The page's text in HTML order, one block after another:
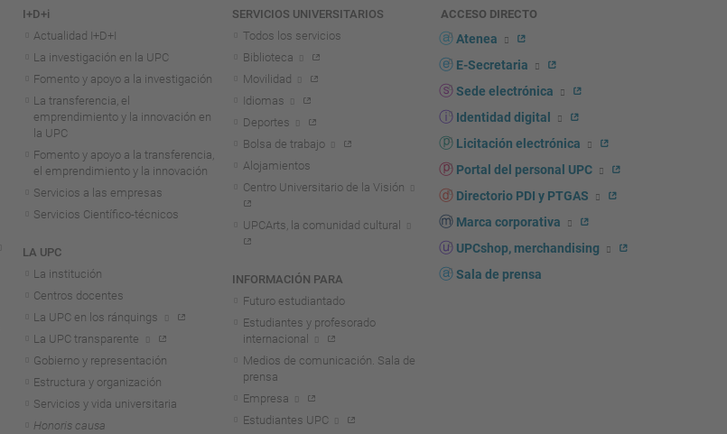
I+D+i
Actualidad I+D+I
La investigación en la UPC
Fomento y apoyo a la investigación
La transferencia, el
emprendimiento y la innovación en
la UPC
Fomento y apoyo a la transferencia,
el emprendimiento y la innovación
Servicios a las empresas
Servicios Científico-técnicos
LA UPC
La institución
Centros docentes
La UPC en los ránquings
La UPC transparente
Gobierno y representación
Estructura y organización
Servicios y vida universitaria
Honoris causa
SERVICIOS UNIVERSITARIOS
Todos los servicios
Biblioteca
Movilidad
Idiomas
Deportes
Bolsa de trabajo
Alojamientos
Centro Universitario de la Visión
UPCArts, la comunidad cultural
INFORMACIÓN PARA
Futuro estudiantado
Estudiantes y profesorado
internacional
Medios de comunicación. Sala de
prensa
Empresa
Estudiantes UPC
ACCESO DIRECTO
Atenea
E-Secretaria
Sede electrónica
Identidad digital
Licitación electrónica
Portal del personal UPC
Directorio PDI y PTGAS
Marca corporativa
UPCshop, merchandising
Sala de prensa